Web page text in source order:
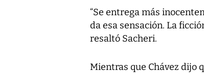
“Se entrega más
da esa sensación. La
resaltó Sacheri.
Mientras que Chávez dijo